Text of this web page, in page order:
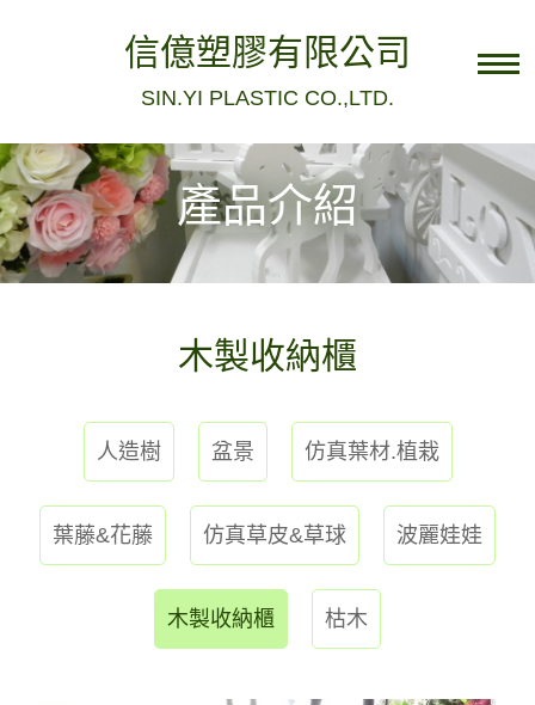
信億塑膠有限公司
SIN.YI PLASTIC CO.,LTD.
電話：04-8836922 Facebook粉絲團
民族店
民生店
關於我們
最新消息
產品介紹
木製收納櫃
人造樹 盆景 仿真葉材.植栽
葉藤&花藤 仿真草皮&草球 波麗娃娃
木製收納櫃 枯木